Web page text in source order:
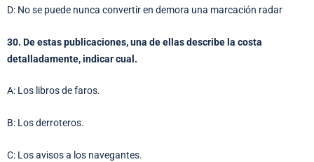
D: No se puede nunca convertir en demora una marcación radar
30. De estas publicaciones, una de ellas describe la costa
detalladamente, indicar cual.
A: Los libros de faros.
B: Los derroteros.
C: Los avisos a los navegantes.